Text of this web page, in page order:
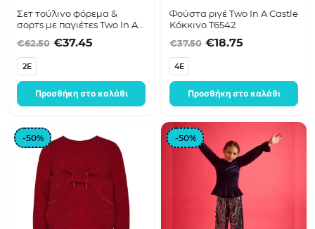
Σετ τούλινο φόρεμα &
σορτς με παγιέτες Two In A
€62.50 Original price was: €62.50.
€37.45 Η τρέχουσα τιμή είναι: €37.45.
2E
Προσθήκη στο καλάθι
Φούστα ριγέ Two In A Castle
Κόκκινο T6542
€37.50 Original price
€18.75
4E
Προσθήκη στο καλάθι
-50% -50%